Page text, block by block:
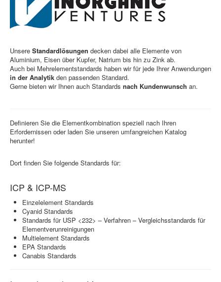
Unsere Standardlösungen decken dabei alle Elemente von
Aluminium, Eisen über Kupfer, Natrium bis hin zu Zink ab.
Auch bei Mehrelementstandards haben wir für jede Ihrer Anwendungen
in der Analytik den passenden Standard.
Gerne bieten wir Ihnen auch Standards nach Kundenwunsch an.
Definieren Sie die Elementkombination speziell nach Ihren
Erfordernissen oder laden Sie unseren umfangreichen Katalog
herunter!
Dort finden Sie folgende Standards für:
ICP & ICP-MS
Einzelelement Standards
Cyanid Standards
Standards für USP <232> – Verfahren – Vergleichsstandards für
Elementverunreinigungen
Multielement Standards
EPA Standards
Canabis Standards